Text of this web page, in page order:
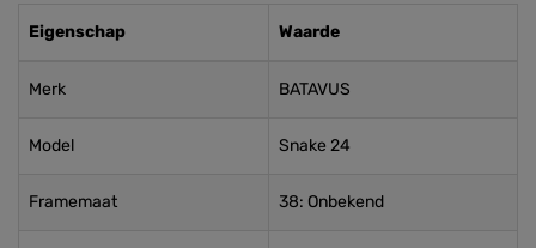
Eigenschap Waarde
Merk BATAVUS
Model Snake 24
Framemaat 38: Onbekend